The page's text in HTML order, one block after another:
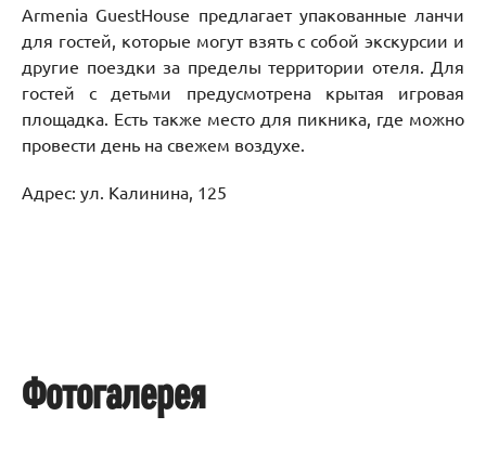
Armenia GuestHouse предлагает упакованные ланчи
для гостей, которые могут взять с собой экскурсии и
другие поездки за пределы территории отеля. Для
гостей с детьми предусмотрена крытая игровая
площадка. Есть также место для пикника, где можно
провести день на свежем воздухе.
Адрес: ул. Калинина, 125
Фотогалерея